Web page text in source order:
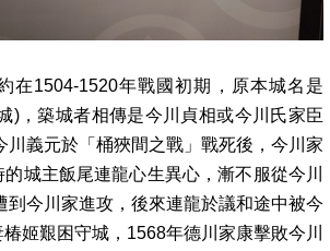
在1504-1520年戰國初期，原本城名是
)，築城者相傳是今川貞相或今川氏家臣
川義元於「桶狹間之戰」戰死後，今川家
城主飯尾連龍心生異心，漸不服從今川
到今川家進攻，後來連龍於議和途中被今
姬艱困守城，1568年德川家康擊敗今川